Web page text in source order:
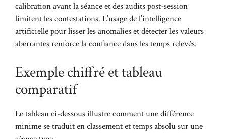
calibration avant la séance et des audits post-session
limitent les contestations. L’usage de l’intelligence
artificielle pour lisser les anomalies et détecter les valeurs
aberrantes renforce la confiance dans les temps relevés.
Exemple chiffré et tableau
comparatif
Le tableau ci-dessous illustre comment une différence
minime se traduit en classement et temps absolu sur une